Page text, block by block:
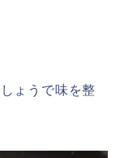
ょうで味を整